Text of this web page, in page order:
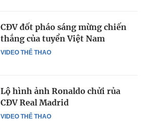
VIDEO THỂ THAO
CĐV đốt pháo sáng mừng chiến
thắng của tuyển Việt Nam
VIDEO THỂ THAO
Lộ hình ảnh Ronaldo chửi rủa
CĐV Real Madrid